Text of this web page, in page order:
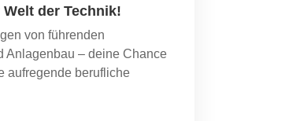
der Technik!
von führenden
Anlagenbau – deine Chance
aufregende berufliche